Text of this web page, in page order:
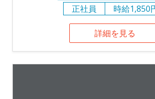
正社員
時給1,850
詳細を見る